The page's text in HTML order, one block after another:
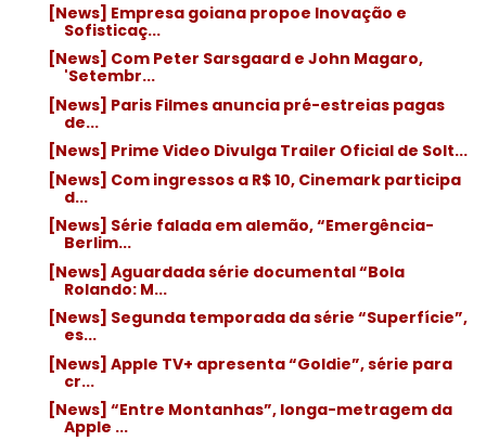
[News] Empresa goiana propoe Inovação e
Sofisticaç...
[News] Com Peter Sarsgaard e John Magaro,
'Setembr...
[News] Paris Filmes anuncia pré-estreias pagas
de...
[News] Prime Video Divulga Trailer Oficial de Solt...
[News] Com ingressos a R$ 10, Cinemark participa
d...
[News] Série falada em alemão, “Emergência-
Berlim...
[News] Aguardada série documental “Bola
Rolando: M...
[News] Segunda temporada da série “Superfície”,
es...
[News] Apple TV+ apresenta “Goldie”, série para
cr...
[News] “Entre Montanhas”, longa-metragem da
Apple ...